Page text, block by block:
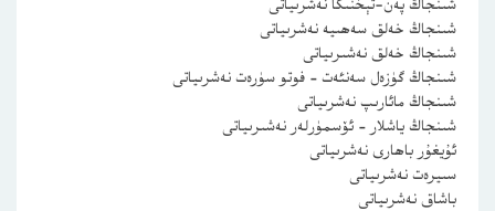
شىنجاڭ پەن-تېخنىكا نەشرىياتى
شىنجاڭ خەلق سەھىيە نەشرىياتى
شىنجاڭ خەلق نەشىرىياتى
شىنجاڭ گۈزەل سەنئەت – فوتو سۈرەت نەشرىياتى
شىنجاڭ مائارىپ نەشرىياتى
شىنجاڭ ياشلار – ئۆسمۈرلەر نەشىرىياتى
ئۇيغۇر باھارى نەشرىياتى
سىيرەت نەشرىياتى
باشاق نەشرىياتى